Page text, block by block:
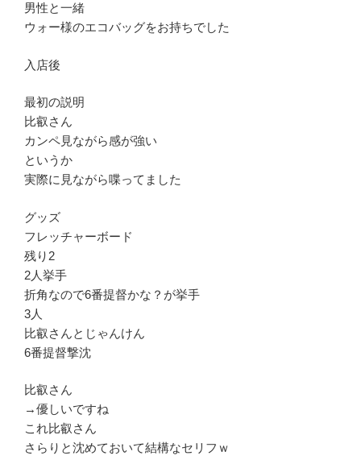
男性と一緒
ウォー様のエコバッグをお持ちでした
入店後
最初の説明
比叡さん
カンペ見ながら感が強い
というか
実際に見ながら喋ってました
グッズ
フレッチャーボード
残り2
2人挙手
折角なので6番提督かな？が挙手
3人
比叡さんとじゃんけん
6番提督撃沈
比叡さん
→優しいですね
これ比叡さん
さらりと沈めておいて結構なセリフｗ